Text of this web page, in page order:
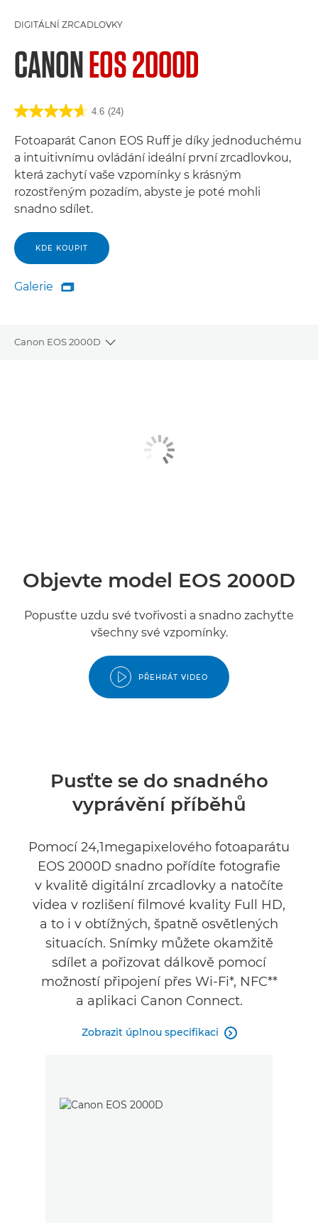
DIGITÁLNÍ ZRCADLOVKY
CANONEOS 2000D
4.6 (24)
Fotoaparát Canon EOS Ruff je díky jednoduchému
a intuitivnímu ovládání ideální první zrcadlovkou,
která zachytí vaše vzpomínky s krásným
rozostřeným pozadím, abyste je poté mohli
snadno sdílet.
KDE KOUPIT
Galerie
Galerie

Canon EOS 2000D
Toggle breadcrumbs
Objevte model EOS 2000D
Popusťte uzdu své tvořivosti a snadno zachyťte
všechny své vzpomínky.
PŘEHRÁT VIDEO
Pusťte se do snadného
vyprávění příběhů
Pomocí 24,1megapixelového fotoaparátu
EOS 2000D snadno pořídíte fotografie
v kvalitě digitální zrcadlovky a natočíte
videa v rozlišení filmové kvality Full HD,
a to i v obtížných, špatně osvětlených
situacích. Snímky můžete okamžitě
sdílet a pořizovat dálkově pomocí
možností připojení přes Wi-Fi*, NFC**
a aplikaci Canon Connect.
Zobrazit úplnou specifikaci 